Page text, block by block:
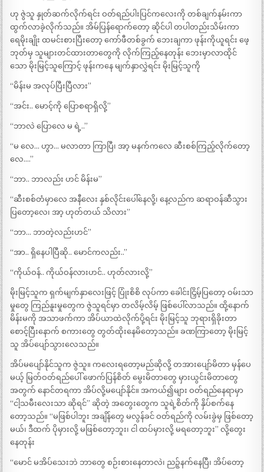
ဟု ဇွဲသူ နှုတ်ဆက်လိုက်ရင်း ဝတ်ရည်ပါးပြင်ကလေးကို တစ်ချက်နမ်းကာ
ထွက်လာခဲ့လိုက်သည်။ အိမ်ပြန်ရောက်တော့ ဆိုင်ပါ တပါတည်းသိမ်းကာ
ရေမိုးချိုး ထမင်းစားပြီးတော့ ကော်ဖီတစ်ခွက် ဘေးချကာ ဖုန်းကိုယူရင်း ဖေ့
ဘုတ်မှ သူများတင်ထားတာတွေကို လိုက်ကြည့်နေတုန်း ဘေးမှာလာထိုင်
သော မိုးမြင့်သူကြောင့် ဖုန်းကနေ မျက်နှာလွှဲရင်း မိုးမြင့်သူကို
“မိန်းမ အလုပ်ပြီးပြီလား”
“အင်း.. မောင့်ကို ပြောစရာရှိလို့”
“ဘာလဲ ပြောလေ မ ရဲ့..”
“မ လေ… ဟွာ… မလာတာ ကြာပြီ၊ အာ့ မနက်ကလေ ဆီးစစ်ကြည့်လိုက်တော့
လေ….”
“ဘာ.. ဘာလည်း ဟင် မိန်းမ”
“ဆီးစစ်တံမှာလေ အနီလေး နှစ်လိုင်းပေါ်နေလို့၊ နေ့လည်က ဆရာဝန်ဆီသွား
ပြတော့လေ၊ အာ့ ဟုတ်တယ် သိလား”
“ဘာ… ဘာတဲ့လည်းဟင်”
“အာ.. ရှိနေပါပြီဆို.. မောင်ကလည်း..”
“ကိုယ်ဝန်.. ကိုယ်ဝန်လားဟင်.. ဟုတ်လားလို့”
မိုးမြင့်သူက ရှက်မျက်နှာလေးဖြင့် ပြုံးစိစိ လုပ်ကာ ခေါင်းငြှိမ့်ပြတော့ ဝမ်းသာ
မှုတွေ ကြည်နူးမှုတွေက ဇွဲသူရင်မှာ တလိမ့်လိမ့် ဖြစ်ပေါ်လာသည်။ ထို့နောက်
မိန်းမကို အသာဖက်ကာ အိပ်ယာထဲလိုက်ပို့ရင်း မိုးမြင့်သူ ဘုရားရှိခိုးတာ
စောင့်ပြီးနောက် စကားတွေ တွတ်ထိုးနေမိတော့သည်။ ခဏကြာတော့ မိုးမြင့်
သူ အိပ်ပျော်သွားလေသည်။
အိပ်မပျော်နိုင်သူက ဇွဲသူ။ ကလေးရတော့မည်ဆိုလို့ တအားပျော်မိတာ မှန်ပေ
မယ့် မြတ်ဝတ်ရည်ပေါ် ဖောက်ပြန်စိတ် မွေးမိတာတွေ မှားယွင်းမိတာတွေ
အတွက် နောင်တရကာ အိပ်လို့မပျော်နိုင်။ အကယ်၍များ ဝတ်ရည်နေရာမှာ
“ငါ့သမီးလေးသာ ဆိုရင်” ဆိုတဲ့ အတွေးတွေက သူရဲ့စိတ်ကို နှိပ်စက်နေ
တော့သည်။ “မဖြစ်ပါဘူး အချိန်တွေ မလွန်ခင် ဝတ်ရည်ကို လမ်းခွဲမှ ဖြစ်တော့
မယ်၊ ဒီထက် ပိုမှားလို့ မဖြစ်တော့ဘူး၊ ငါ ထပ်မှားလို့ မရတော့ဘူး” လို့တွေး
နေတုန်း
“မောင် မအိပ်သေးဘဲ ဘာတွေ စဉ်းစားနေတာလဲ၊ ညဉ့်နက်နေပြီ၊ အိပ်တော့